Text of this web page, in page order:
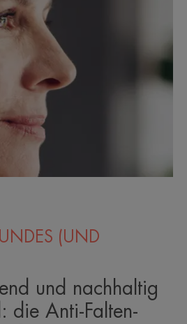
(UND
und nachhaltig
die Anti-Falten-